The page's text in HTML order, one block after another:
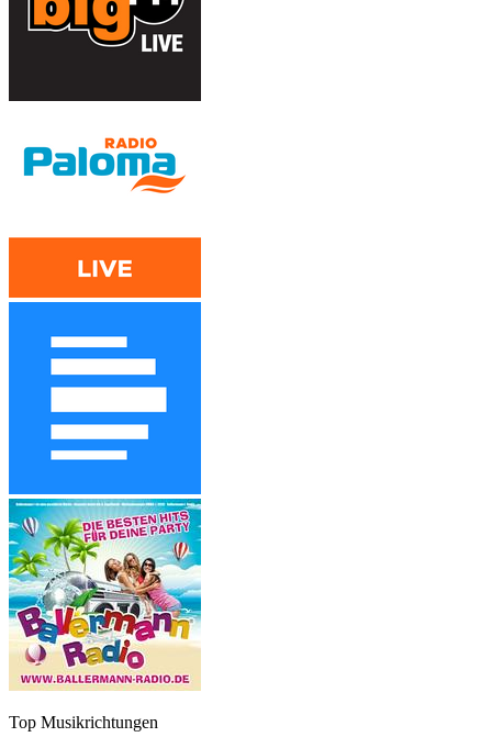
Top Musikrichtungen